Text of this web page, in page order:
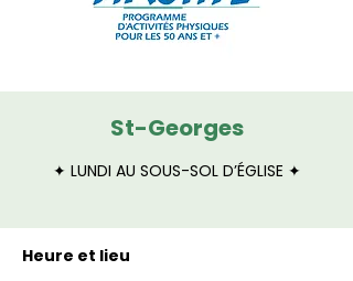
St-Georges
✦ LUNDI AU SOUS-SOL D’ÉGLISE ✦
Heure et lieu